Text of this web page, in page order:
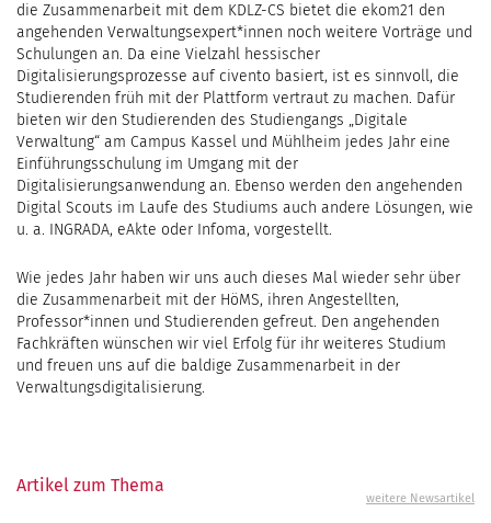
die Zusammenarbeit mit dem KDLZ-CS bietet die ekom21 den
angehenden Verwaltungsexpert*innen noch weitere Vorträge und
Schulungen an. Da eine Vielzahl hessischer
Digitalisierungsprozesse auf civento basiert, ist es sinnvoll, die
Studierenden früh mit der Plattform vertraut zu machen. Dafür
bieten wir den Studierenden des Studiengangs „Digitale
Verwaltung“ am Campus Kassel und Mühlheim jedes Jahr eine
Einführungsschulung im Umgang mit der
Digitalisierungsanwendung an. Ebenso werden den angehenden
Digital Scouts im Laufe des Studiums auch andere Lösungen, wie
u. a. INGRADA, eAkte oder Infoma, vorgestellt.
Wie jedes Jahr haben wir uns auch dieses Mal wieder sehr über
die Zusammenarbeit mit der HöMS, ihren Angestellten,
Professor*innen und Studierenden gefreut. Den angehenden
Fachkräften wünschen wir viel Erfolg für ihr weiteres Studium
und freuen uns auf die baldige Zusammenarbeit in der
Verwaltungsdigitalisierung.
Artikel zum Thema
weitere Newsartikel